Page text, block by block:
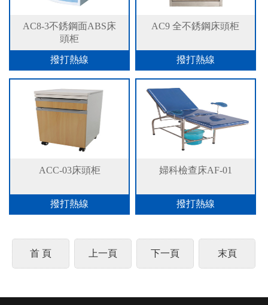
AC8-3不銹鋼面ABS床
頭柜
撥打熱線
AC9 全不銹鋼床頭柜
撥打熱線
ACC-03床頭柜
撥打熱線
婦科檢查床AF-01
撥打熱線
首 頁 上一頁 下一頁 末頁